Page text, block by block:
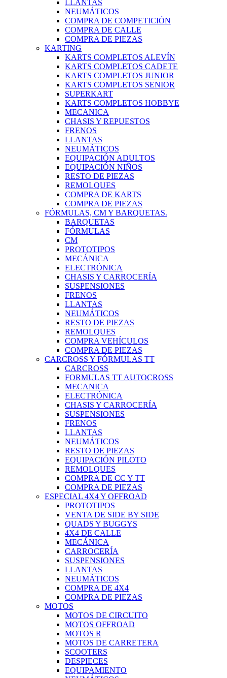
LLANTAS
NEUMÁTICOS
COMPRA DE COMPETICIÓN
COMPRA DE CALLE
COMPRA DE PIEZAS
KARTING
KARTS COMPLETOS ALEVÍN
KARTS COMPLETOS CADETE
KARTS COMPLETOS JUNIOR
KARTS COMPLETOS SENIOR
SUPERKART
KARTS COMPLETOS HOBBYE
MECANICA
CHASIS Y REPUESTOS
FRENOS
LLANTAS
NEUMÁTICOS
EQUIPACIÓN ADULTOS
EQUIPACIÓN NIÑOS
RESTO DE PIEZAS
REMOLQUES
COMPRA DE KARTS
COMPRA DE PIEZAS
FÓRMULAS, CM Y BARQUETAS.
BARQUETAS
FÓRMULAS
CM
PROTOTIPOS
MECÁNICA
ELECTRÓNICA
CHASIS Y CARROCERÍA
SUSPENSIONES
FRENOS
LLANTAS
NEUMÁTICOS
RESTO DE PIEZAS
REMOLQUES
COMPRA VEHÍCULOS
COMPRA DE PIEZAS
CARCROSS Y FÓRMULAS TT
CARCROSS
FORMULAS TT AUTOCROSS
MECANICA
ELECTRÓNICA
CHASIS Y CARROCERÍA
SUSPENSIONES
FRENOS
LLANTAS
NEUMÁTICOS
RESTO DE PIEZAS
EQUIPACIÓN PILOTO
REMOLQUES
COMPRA DE CC Y TT
COMPRA DE PIEZAS
ESPECIAL 4X4 Y OFFROAD
PROTOTIPOS
VENTA DE SIDE BY SIDE
QUADS Y BUGGYS
4X4 DE CALLE
MECÁNICA
CARROCERÍA
SUSPENSIONES
LLANTAS
NEUMÁTICOS
COMPRA DE 4X4
COMPRA DE PIEZAS
MOTOS
MOTOS DE CIRCUITO
MOTOS OFFROAD
MOTOS R
MOTOS DE CARRETERA
SCOOTERS
DESPIECES
EQUIPAMIENTO